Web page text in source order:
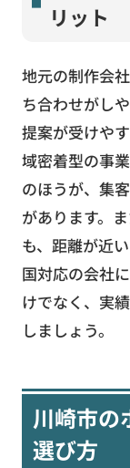
リット
地元の制作会
ち合わせがし
提案が受けや
域密着型の事
のほうが、集
があります。
も、距離が近
国対応の会社
けでなく、実
しましょう。
川崎市の
選び方